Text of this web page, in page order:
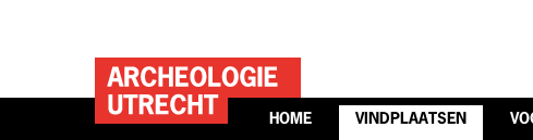
HOME VINDPLAATSEN